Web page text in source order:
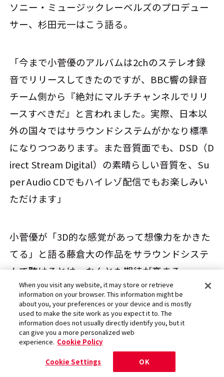
ソニー・ミュージックレーベルズのプロデュー
サー、杉田元一はこう語る。
「今まで小菅優のアルバムは2chのステレオ録
音でリリースしてきたのですが、BBC響の録音
チーム側から『絶対にマルチチャンネルでリリ
ースすべきだ』と言われました。実際、日本以
外の国々ではサラウンドシステムがかなり標準
になりつつあります。また音質面でも、DSD（D
irect Stream Digital）の素晴らしい音質を、Su
per Audio CDでもハイレゾ配信でもお楽しみい
ただけます」
小菅優が「3D的な感覚があって想像力をかきた
てる」と語る藤倉大の作品をサラウンドシステ
ムで聴けるとは、なんとも期待が高まる。
後編につづく
文・取材：朝岡久美子
撮影：高木あつ子
When you visit any website, it may store or retrieve
information on your browser. This information might be
about you, your preferences or your device and is mostly
used to make the site work as you expect it to. The
information does not usually directly identify you, but it
can give you a more personalized web
experience. Cookie Policy
Cookie Settings OK